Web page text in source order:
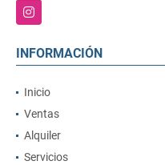
Instagram
INFORMACIÓN
Inicio
Ventas
Alquiler
Servicios